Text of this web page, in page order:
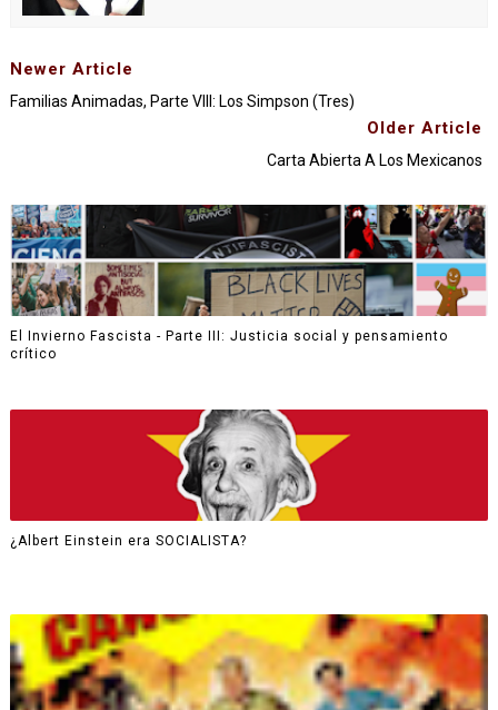
Newer Article
Familias Animadas, Parte VIII: Los Simpson (Tres)
Older Article
Carta Abierta A Los Mexicanos
El Invierno Fascista - Parte III: Justicia social y pensamiento
crítico
¿Albert Einstein era SOCIALISTA?